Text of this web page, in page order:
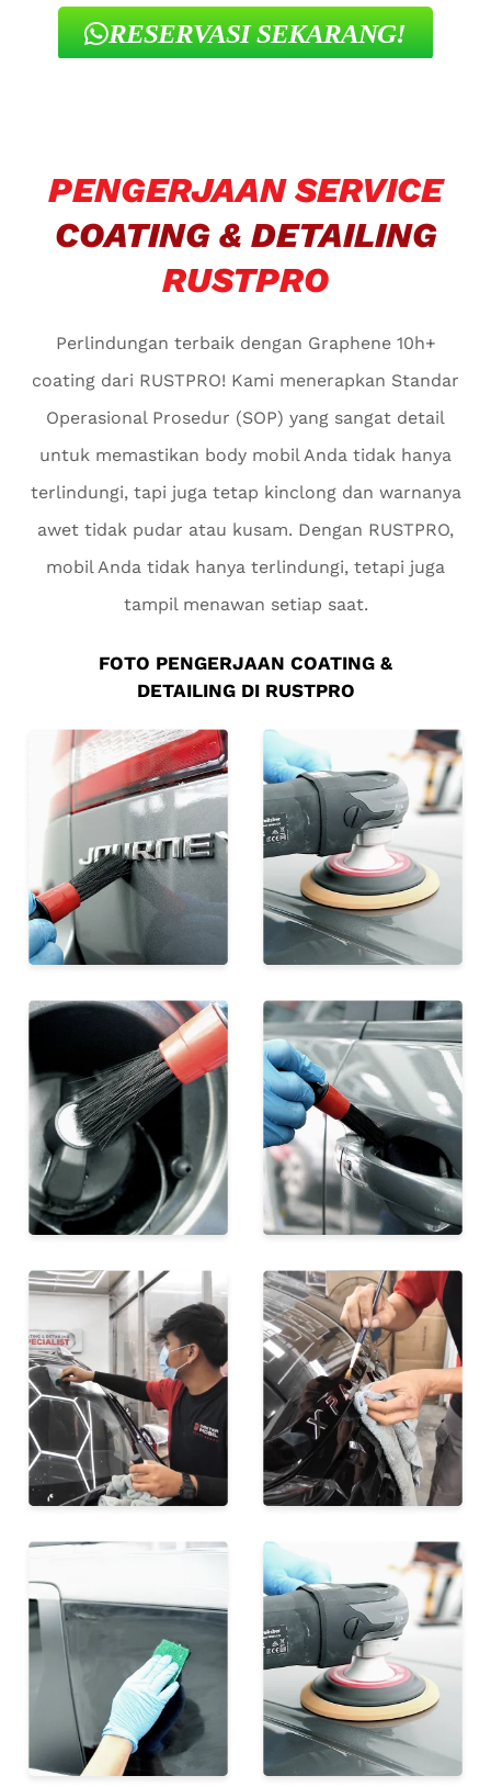
RESERVASI SEKARANG!
PENGERJAAN SERVICE
COATING & DETAILING
RUSTPRO
Perlindungan terbaik dengan Graphene 10h+
coating dari RUSTPRO! Kami menerapkan Standar
Operasional Prosedur (SOP) yang sangat detail
untuk memastikan body mobil Anda tidak hanya
terlindungi, tapi juga tetap kinclong dan warnanya
awet tidak pudar atau kusam. Dengan RUSTPRO,
mobil Anda tidak hanya terlindungi, tetapi juga
tampil menawan setiap saat.
FOTO PENGERJAAN COATING &
DETAILING DI RUSTPRO